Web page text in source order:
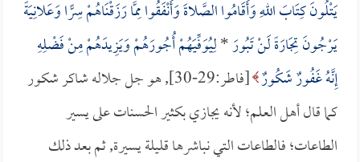
يَتْلُونَ كِتَابَ اللهِ وَأَقَامُوا الصَّلاةَ وَأَنْفَقُوا مِمَّا رَزَقْنَاهُمْ سِرًّا وَعَلانِيَةً
يَرْجُونَ تِجَارَةً لَنْ تَبُورَ*لِيُوَفِّيَهُمْ أُجُورَهُمْ وَيَزِيدَهُمْ مِنْ فَضْلِهِ
إِنَّهُ غَفُورٌ شَكُورٌ
[فاطر:29-30], هو جل جلاله شاكر شكور
كما قال أهل العلم؛ لأنه يجازي بكثير الحسنات على يسير
الطاعات؛ فالطاعات التي نباشرها قليلة يسيرة, ثم بعد ذلك